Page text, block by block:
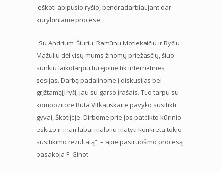
ieškoti abipusio ryšio, bendradarbiaujant dar
kūrybiniame procese.
„Su Andriumi Šiuriu, Ramūnu Motiekaičiu ir Ryčiu
Mažuliu dėl visų mums žinomų priežasčių, šiuo
sunkiu laikotarpiu turėjome tik internetines
sesijas. Darbą padalinome į diskusijas bei
grįžtamąjį ryšį, jau su garso įrašais. Tuo tarpu su
kompozitore Rūta Vitkauskaite pavyko susitikti
gyvai, Škotijoje. Dirbome prie jos pateikto kūrinio
eskizo ir man labai malonu matyti konkretų tokio
susitikimo rezultatą“, – apie pasiruošimo procesą
pasakoja F. Ginot.